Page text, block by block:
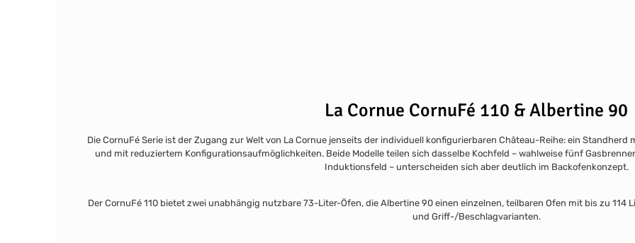
La Cornue CornuFé 110 & Albertine 90
Die CornuFé Serie ist der Zugang zur Welt von La Cornue jenseits der individuell konfigurierbaren Château-Reihe: ein
und mit reduziertem Konfigurationsaufmöglichkeiten. Beide Modelle teilen sich dasselbe Kochfeld – wahlweise fünf
Induktionsfeld – unterscheiden sich aber deutlich im Backofenkonzept.
Der CornuFé 110 bietet zwei unabhängig nutzbare 73-Liter-Öfen, die Albertine 90 einen einzelnen, teilbaren Ofen mit bis zu 114
und Griff-/Beschlagvarianten.